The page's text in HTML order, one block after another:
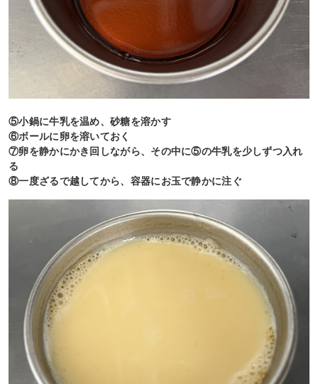
⑤小鍋に牛乳を温め、砂糖を溶かす
⑥ボールに卵を溶いておく
⑦卵を静かにかき回しながら、その中に⑤の牛乳を少しずつ入れ
る
⑧一度ざるで越してから、容器にお玉で静かに注ぐ